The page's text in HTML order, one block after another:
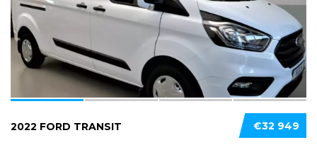
€32 949
2022 FORD TRANSIT